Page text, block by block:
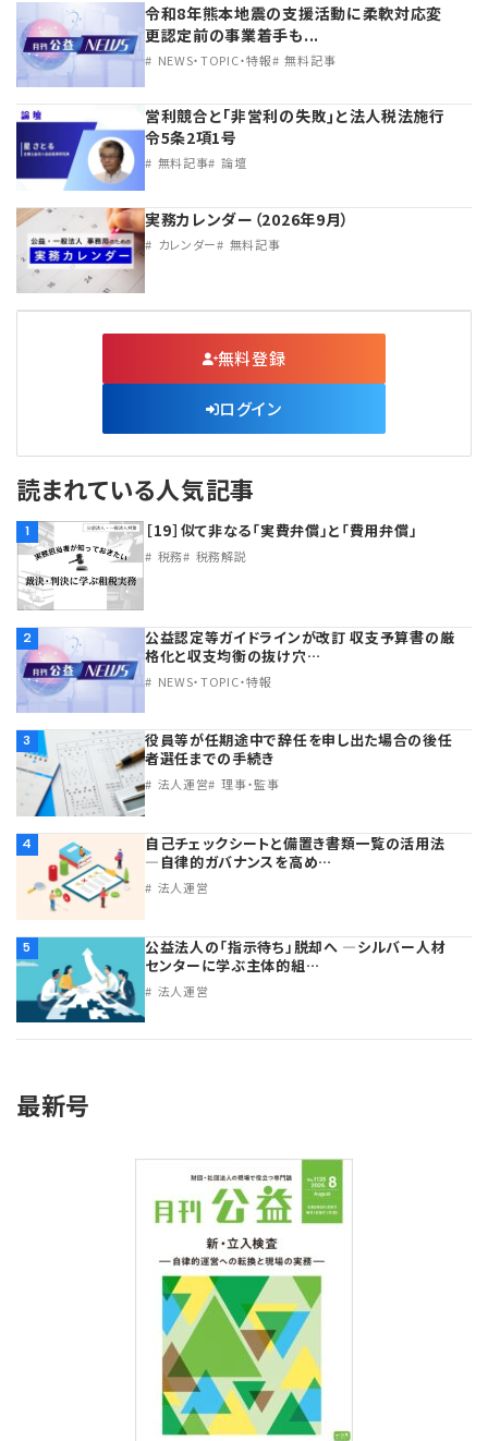
令和8年熊本地震の支援活動に柔軟対応変
更認定前の事業着手も...
NEWS・TOPIC・特報 無料記事
営利競合と｢非営利の失敗｣と法人税法施行
令5条2項1号
無料記事 論壇
実務カレンダー（2026年9月）
カレンダー 無料記事
無料登録
ログイン
読まれている人気記事
1 ［19］似て非なる「実費弁償」と「費用弁償」
税務 税務解説
2
公益認定等ガイドラインが改訂 収支予算書の厳
格化と収支均衡の抜け穴…
NEWS・TOPIC・特報
3
役員等が任期途中で辞任を申し出た場合の後任
者選任までの手続き
法人運営 理事・監事
4
自己チェックシートと備置き書類一覧の活用法
―自律的ガバナンスを高め…
法人運営
5
公益法人の「指示待ち」脱却へ ―シルバー人材
センターに学ぶ主体的組…
法人運営
最新号